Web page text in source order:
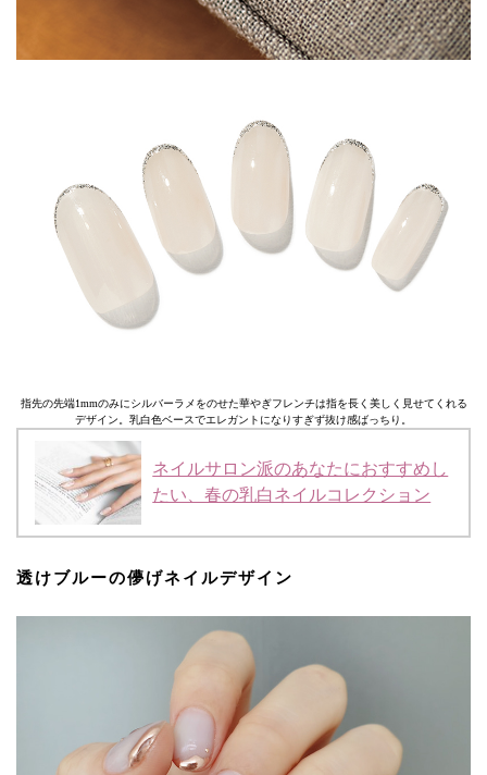
指先の先端1mmのみにシルバーラメをのせた華やぎフレンチは指を長く美しく見せてくれる
デザイン。乳白色ベースでエレガントになりすぎず抜け感ばっちり。
ネイルサロン派のあなたにおすすめし
たい、春の乳白ネイルコレクション
透けブルーの儚げネイルデザイン